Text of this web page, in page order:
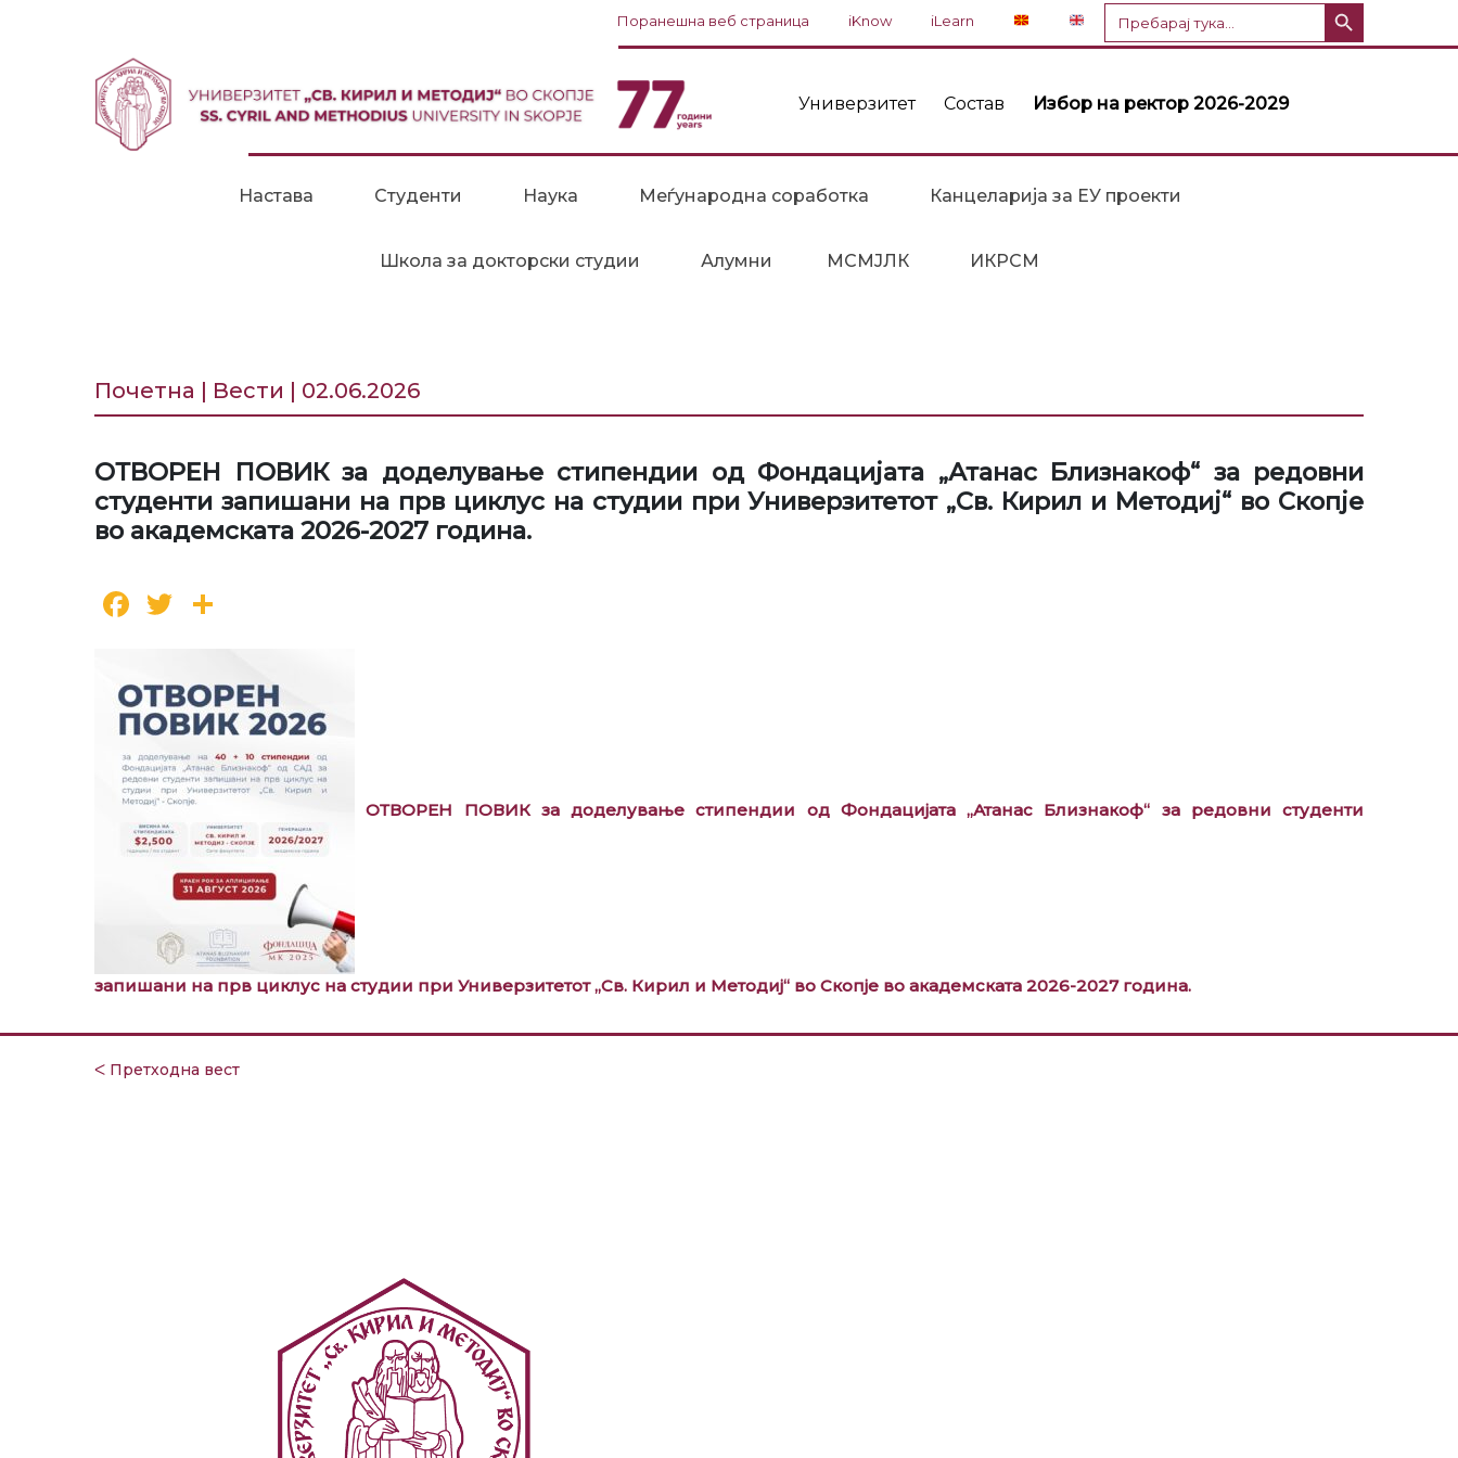
Поранешна веб страница iKnow iLearn
Пребарај
за:
Универзитет Состав Избор на ректор 2026-2029
Настава Студенти Наука Меѓународна соработка Канцеларија за ЕУ проекти
Школа за докторски студии Алумни МСМЈЛК ИКРСМ
Почетна | Вести | 02.06.2026
ОТВОРЕН ПОВИК за доделување стипендии од Фондацијата „Атанас Близнакоф“ за редовни
студенти запишани на прв циклус на студии при Универзитетот „Св. Кирил и Методиј“ во Скопје
во академската 2026-2027 година.
Facebook
Twitter
ОТВОРЕН ПОВИК за доделување стипендии од Фондацијата „Атанас Близнакоф“ за редовни студенти
запишани на прв циклус на студии при Универзитетот „Св. Кирил и Методиј“ во Скопје во академската 2026-2027 година.
ᐸ Претходна вест